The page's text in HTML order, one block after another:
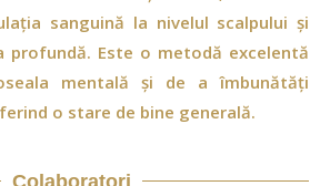
sanguină la nivelul scalpului și
profundă. Este o metodă excelentă
mentală și de a îmbunătăți
o stare de bine generală.
Colaboratori